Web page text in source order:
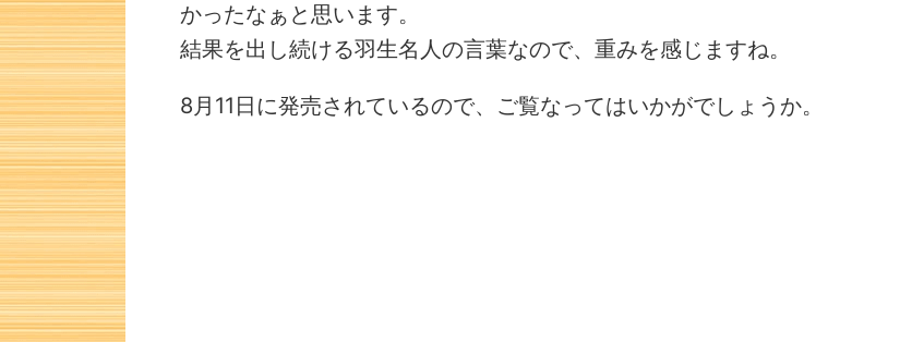
かったなぁと思います。
結果を出し続ける羽生名人の言葉なので、重みを感じますね。
8月11日に発売されているので、ご覧なってはいかがでしょうか。